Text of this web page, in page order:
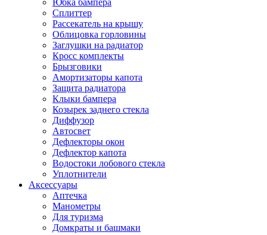
Юбка бампера
Сплиттер
Рассекатель на крышу
Облицовка горловины
Заглушки на радиатор
Кросс комплекты
Брызговики
Амортизаторы капота
Защита радиатора
Клыки бампера
Козырек заднего стекла
Диффузор
Автосвет
Дефлекторы окон
Дефлектор капота
Водостоки лобового стекла
Уплотнители
Аксессуары
Аптечка
Манометры
Для туризма
Домкраты и башмаки